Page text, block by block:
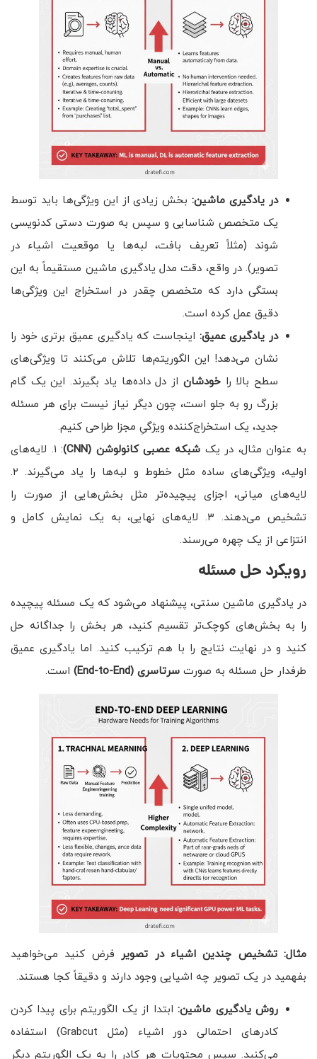
در یادگیری ماشین: بخش زیادی از این ویژگی‌ها باید توسط
یک متخصص شناسایی و سپس به صورت دستی کدنویسی
شوند (مثلاً تعریف بافت، لبه‌ها یا موقعیت اشیاء در
تصویر). در واقع، دقت مدل یادگیری ماشین مستقیماً به این
بستگی دارد که متخصص چقدر در استخراج این ویژگی‌ها
دقیق عمل کرده است.
در یادگیری عمیق: اینجاست که یادگیری عمیق برتری خود را
نشان می‌دهد! این الگوریتم‌ها تلاش می‌کنند تا ویژگی‌های
سطح بالا راخودشان از دل داده‌ها یاد بگیرند. این یک گام
بزرگ رو به جلو است، چون دیگر نیاز نیست برای هر مسئله
جدید، یک استخراج‌کننده ویژگیِ مجزا طراحی کنیم.
به عنوان مثال، در یک شبکه عصبی کانولوشن (CNN)
: ۱. لایه‌های
اولیه، ویژگی‌های ساده مثل خطوط و لبه‌ها را یاد می‌گیرند. ۲.
لایه‌های میانی، اجزای پیچیده‌تر مثل بخش‌هایی از صورت را
تشخیص می‌دهند. ۳. لایه‌های نهایی، به یک نمایش کامل و
انتزاعی از یک چهره می‌رسند.
رویکرد حل مسئله
در یادگیری ماشین سنتی، پیشنهاد می‌شود که یک مسئله پیچیده
را به بخش‌های کوچک‌تر تقسیم کنید، هر بخش را جداگانه حل
کنید و در نهایت نتایج را با هم ترکیب کنید. اما یادگیری عمیق
طرفدار حل مسئله به صورت سرتاسری (End-to-End) است.
مثال: تشخیص چندین اشیاء در تصویر
فرض کنید می‌خواهید
بفهمید در یک تصویر چه اشیایی وجود دارند و دقیقاً کجا هستند.
روش یادگیری ماشین: ابتدا از یک الگوریتم برای پیدا کردن
کادرهای احتمالی دور اشیاء (مثل Grabcut) استفاده
می‌کنید. سپس محتویات هر کادر را به یک الگوریتم دیگر